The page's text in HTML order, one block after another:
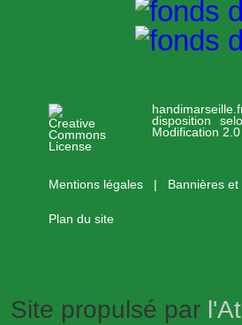
disposition
Modification
Mentions légales Bannières
Plan du site
Site propulsé par